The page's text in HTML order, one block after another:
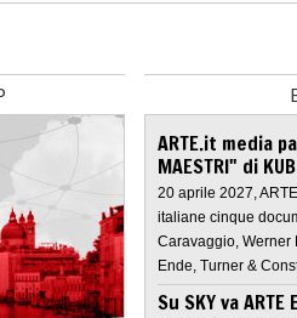
ARTE.it media
MAESTRI" di
20 aprile 2027,
italiane cinque
Caravaggio, Werner
Ende, Turner &
Su SKY va ARTE